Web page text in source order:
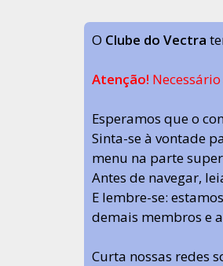
O Clube do Vectra
Atenção!
Esperamos que o
Sinta-se à vontade
menu na parte
Antes de navegar,
E lembre-se:
demais membros e
Curta nossas redes